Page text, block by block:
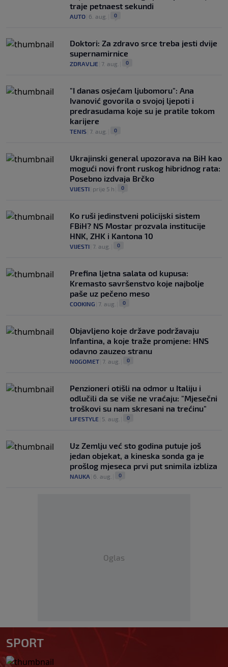
traje petnaest sekundi
AUTO 6. aug. 0
Doktori: Za zdravo srce treba jesti dvije
supernamirnice
ZDRAVLJE 7. aug. 0
"I danas osjećam ljubomoru": Ana
Ivanović govorila o svojoj ljepoti i
predrasudama koje su je pratile tokom
karijere
TENIS 7. aug. 0
Ukrajinski general upozorava na BiH kao
mogući novi front ruskog hibridnog rata:
Posebno izdvaja Brčko
VIJESTI prije 5 h 0
Ko ruši jedinstveni policijski sistem
FBiH? NS Mostar prozvala institucije
HNK, ZHK i Kantona 10
VIJESTI 7. aug. 0
Prefina ljetna salata od kupusa:
Kremasto savršenstvo koje najbolje
paše uz pečeno meso
COOKING 7. aug. 0
Objavljeno koje države podržavaju
Infantina, a koje traže promjene: HNS
odavno zauzeo stranu
NOGOMET 7. aug. 0
Penzioneri otišli na odmor u Italiju i
odlučili da se više ne vraćaju: "Mjesečni
troškovi su nam skresani na trećinu"
LIFESTYLE 5. aug. 0
Uz Zemlju već sto godina putuje još
jedan objekat, a kineska sonda ga je
prošlog mjeseca prvi put snimila izbliza
NAUKA 6. aug. 0
Oglas
SPORT